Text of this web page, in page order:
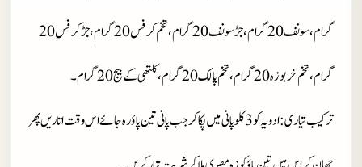
گرام، سونف 20 گرام، جڑ سونف 20 گرام، تخم کرفس 20 گرام، جڑ کرفس 20
گرام، تخم خربوزہ 20 گرام، تخم پالک 20 گرام، کلتھی کے بیج 20 گرام۔
ترکیب تیاری
: ادویہ کو 3 کلو پانی میں پکا کر جب پانی تین پاؤ رہ جائے اس وقت اتاریں پھر